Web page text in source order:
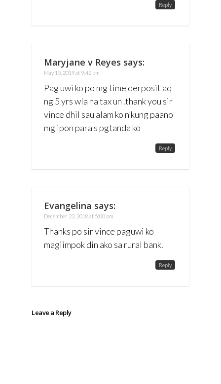
Reply
Maryjane v Reyes says:
May 15, 2019 at 9:42 pm
Pag uwi ko po mg time derposit aq
ng 5 yrs wla na tax un .thank you sir
vince dhil sau alam ko n kung paano
mg ipon para s pgtanda ko
Reply
Evangelina says:
December 23, 2018 at 5:00 pm
Thanks po sir vince paguwi ko
magiimpok din ako sa rural bank.
Reply
Leave a Reply